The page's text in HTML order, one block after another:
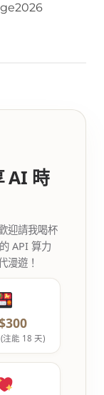
AI 時
迎請我喝杯
API 算力
漫遊！
注能 18 天)